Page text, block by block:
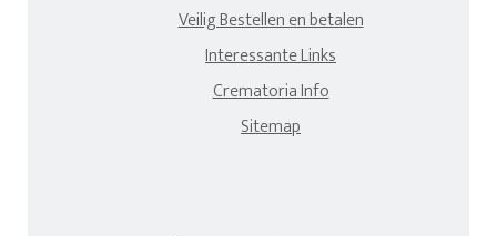
Veilig Bestellen en betalen
Interessante Links
Crematoria Info
Sitemap